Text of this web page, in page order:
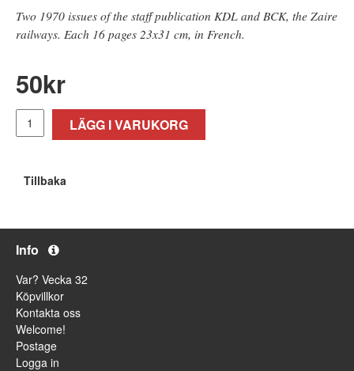
Two 1970 issues of the staff publication KDL and BCK, the Zaire
railways. Each 16 pages 23x31 cm, in French.
50kr
LÄGG I VARUKORG
Tillbaka
Info
Var? Vecka 32
Köpvillkor
Kontakta oss
Welcome!
Postage
Logga in